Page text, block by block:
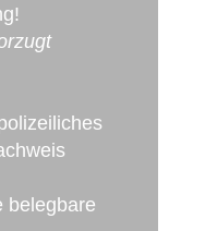
belegbare